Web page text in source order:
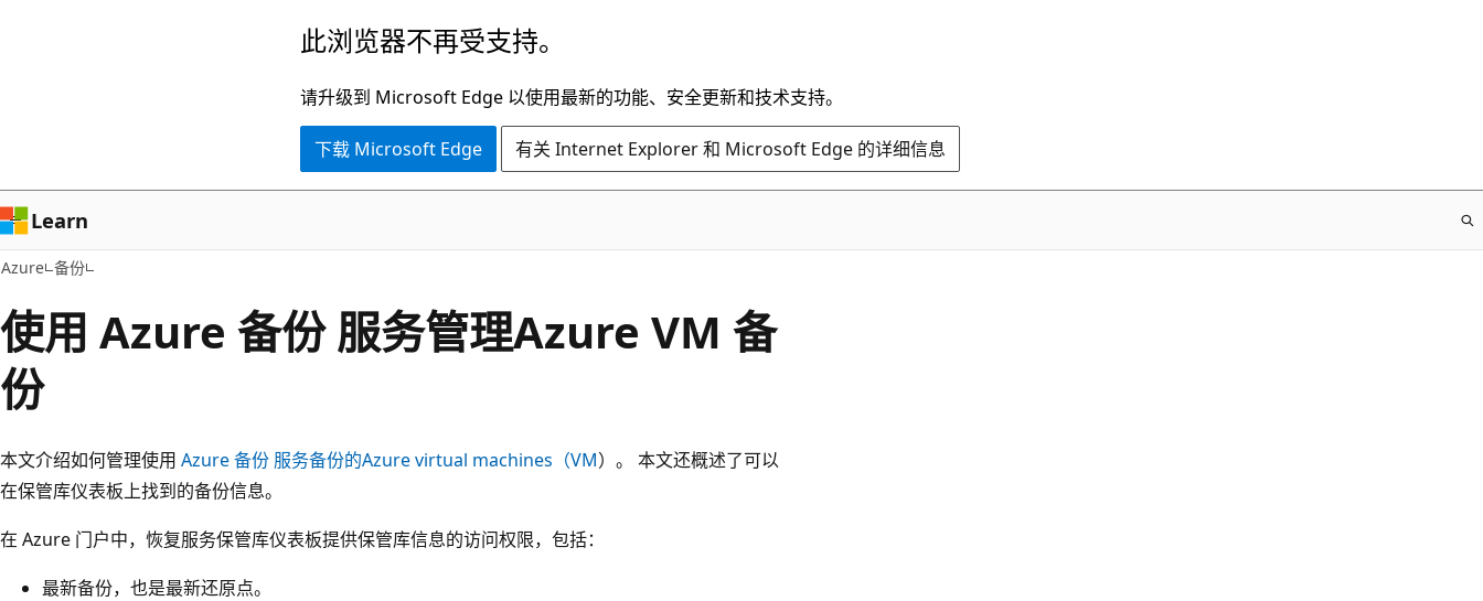
容
此浏览器不再受支持。
请升级到 Microsoft Edge 以使用最新的功能、安全更新和技术支持。
下载 Microsoft Edge 有关 Internet Explorer 和 Microsoft Edge 的详细信息
Learn
Azure 备份
使用 Azure 备份 服务管理Azure VM 备
份
本文介绍如何管理使用 Azure 备份 服务备份的Azure virtual machines（VM）。 本文还概述了可以
在保管库仪表板上找到的备份信息。
在 Azure 门户中，恢复服务保管库仪表板提供保管库信息的访问权限，包括：
最新备份，也是最新还原点。